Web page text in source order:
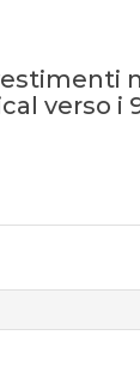
verso i